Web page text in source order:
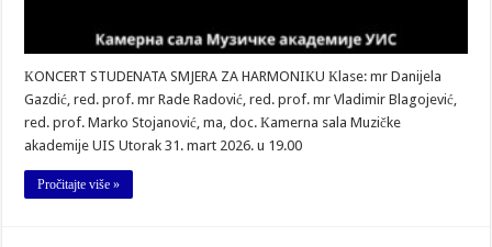
КONCERT STUDENATA SMJERA ZA HARMONIКU Кlase: mr Danijela
Gazdić, red. prof. mr Rade Radović, red. prof. mr Vladimir Blagojević,
red. prof. Marko Stojanović, ma, doc. Кamerna sala Muzičke
akademije UIS Utorak 31. mart 2026. u 19.00
Pročitajte više »